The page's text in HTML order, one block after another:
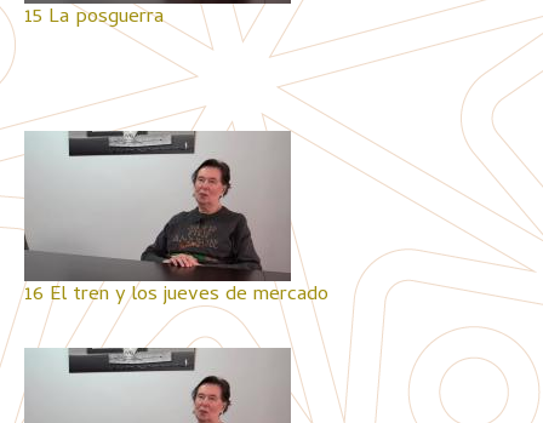
15 La posguerra
16 El tren y los jueves de mercado